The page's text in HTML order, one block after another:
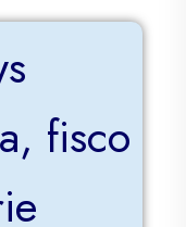
fisco